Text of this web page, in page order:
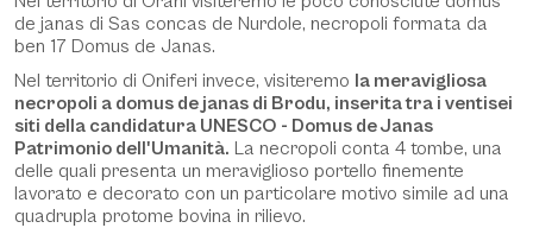
de janas di Sas concas de Nurdole, necropoli formata da
ben 17 Domus de Janas.
Nel territorio di Oniferi invece, visiteremo la meravigliosa
necropoli a domus de janas di Brodu, inserita tra i ventisei
siti della candidatura UNESCO - Domus de Janas
Patrimonio dell'Umanità. La necropoli conta 4 tombe, una
delle quali presenta un meraviglioso portello finemente
lavorato e decorato con un particolare motivo simile ad una
quadrupla protome bovina in rilievo.